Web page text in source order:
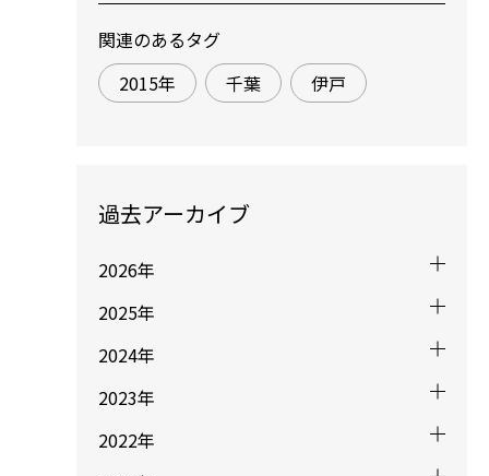
関連のあるタグ
2015年
千葉 伊戸
過去アーカイブ
2026年
2025年
2024年
2023年
2022年